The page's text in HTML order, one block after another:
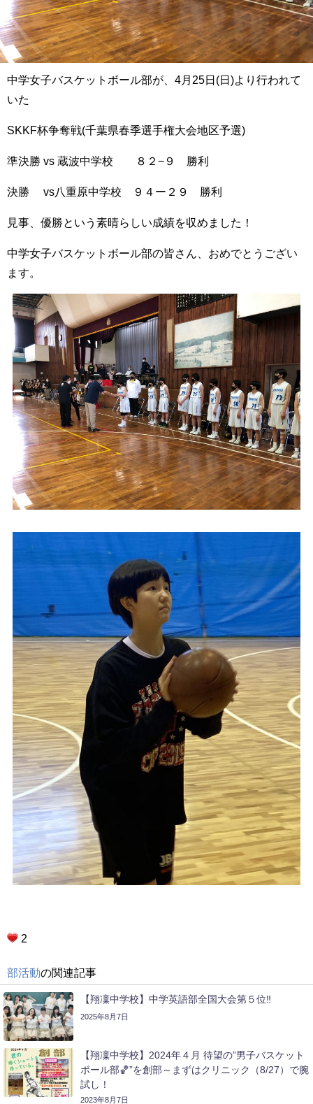
中学女子バスケットボール部が、4月25日(日)より行われて
いた
SKKF杯争奪戦(千葉県春季選手権大会地区予選)
準決勝 vs 蔵波中学校 ８２−９ 勝利
決勝 vs八重原中学校 ９４ー２９ 勝利
見事、優勝という素晴らしい成績を収めました！
中学女子バスケットボール部の皆さん、おめでとうござい
ます。
2
部活動の関連記事
【翔凜中学校】中学英語部全国大会第５位‼
2025年8月7日
【翔凜中学校】2024年４月 待望の”男子バスケット
ボール部🏀”を創部～まずはクリニック（8/27）で腕
試し！
2023年8月7日